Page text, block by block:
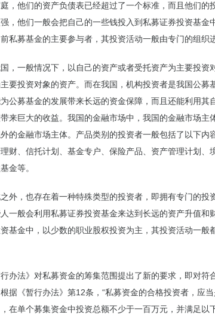
，他们的资产负债表已经超过了一个标准，而且他们的
，他们一般会把自己的一些钱投入到私募证券投资基金
私募基金的主要参与者，其投资活动一般由专门的组织
，一般情况下，以自己的资产或者受托资产为主要投资
要投资对象的资产。而在我国，机构投资者是我国公募
公募基金的发展带来长远的资金保障，而且还能利用其
来巨大的收益。我国的金融市场中，我国的金融市场主
的金融市场主体。产品类别的投资者一般包括了以下内
财、信托计划、基金专户、保险产品、资产管理计划、
金等。
外，也存在着一种特殊类型的投资者，即拥有专门的投
一般会利用私募证券投资基金来达到长远的资产升值和
基金中，以少数的职业股权投资为主，其投资活动一般
行办法》对私募资金的筹集范围提出了新的要求，即对符
据《暂行办法》第12条，“私募资金的合格投资者，应
在单个募集资金中投资总额不少于一百万元，并满足以